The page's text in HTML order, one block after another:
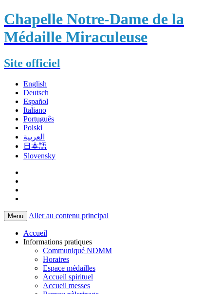
Chapelle Notre-Dame de la
Médaille Miraculeuse
Site officiel
English
Deutsch
Español
Italiano
Português
Polski
العربية
日本語
Slovensky
Menu Aller au contenu principal
Accueil
Informations pratiques
Communiqué NDMM
Horaires
Espace médailles
Accueil spirituel
Accueil messes